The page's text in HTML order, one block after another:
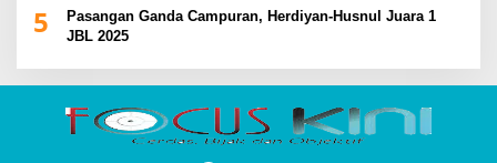
5
Pasangan Ganda Campuran, Herdiyan-Husnul Juara 1
JBL 2025